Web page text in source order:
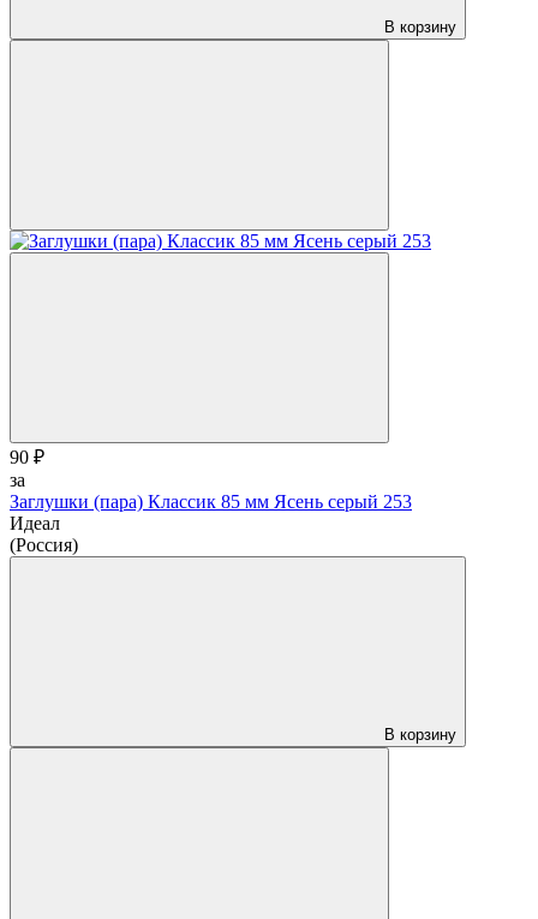
В корзину
90 ₽
за
Заглушки (пара) Классик 85 мм Ясень серый 253
Идеал
(Россия)
В корзину